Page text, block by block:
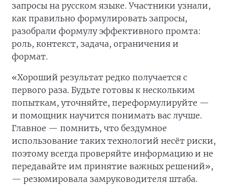
запросы на русском языке. Участники узнали,
как правильно формулировать запросы,
разобрали формулу эффективного промта:
роль, контекст, задача, ограничения и
формат.
«Хороший результат редко получается с
первого раза. Будьте готовы к нескольким
попыткам, уточняйте, переформулируйте —
и помощник научится понимать вас лучше.
Главное — помнить, что бездумное
использование таких технологий несёт риски,
поэтому всегда проверяйте информацию и не
передавайте им принятие важных решений»,
— резюмировала замруководителя штаба.